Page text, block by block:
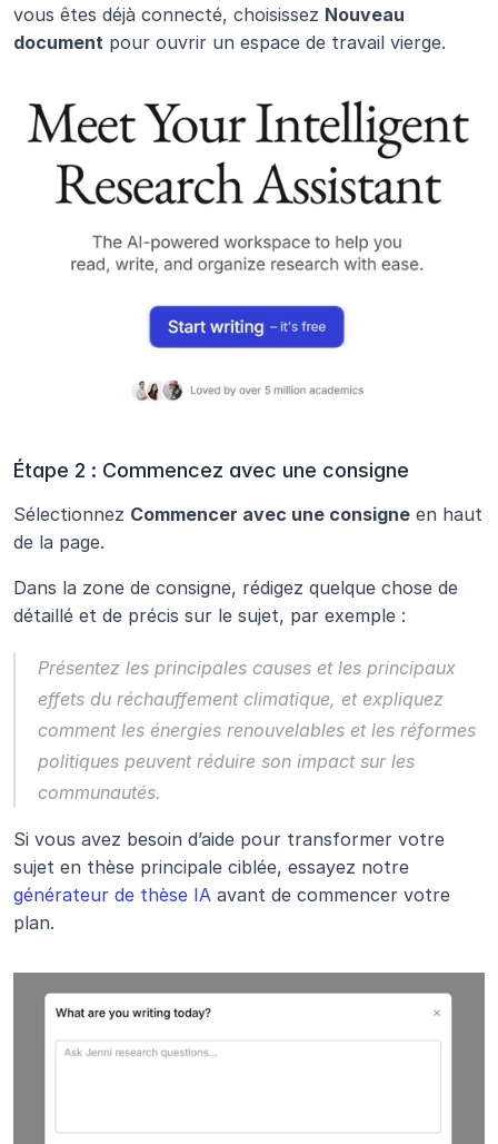
vous êtes déjà connecté, choisissez Nouveau
document pour ouvrir un espace de travail vierge.
Étape 2 : Commencez avec une consigne
Sélectionnez Commencer avec une consigne en haut
de la page.
Dans la zone de consigne, rédigez quelque chose de
détaillé et de précis sur le sujet, par exemple :
Présentez les principales causes et les principaux
effets du réchauffement climatique, et expliquez
comment les énergies renouvelables et les réformes
politiques peuvent réduire son impact sur les
communautés.
Si vous avez besoin d’aide pour transformer votre
générateur de thèse IA avant de commencer votre
plan.